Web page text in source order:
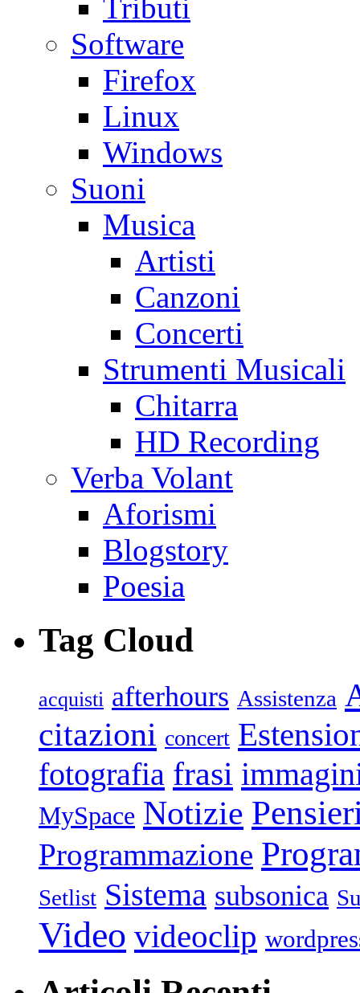
Tributi
Software
Firefox
Linux
Windows
Suoni
Musica
Artisti
Canzoni
Concerti
Strumenti Musicali
Chitarra
HD Recording
Verba Volant
Aforismi
Blogstory
Poesia
Tag Cloud
acquisti afterhours Assistenza
citazioni concert
fotografia frasi
MySpace Notizie
Programmazione
Setlist Sistema subsonica
Video videoclip